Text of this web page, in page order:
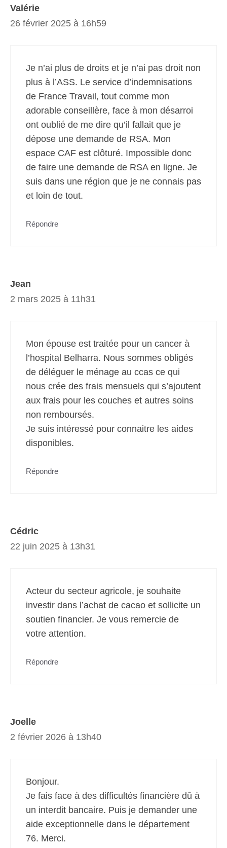
Valérie
26 février 2025 à 16h59
Je n’ai plus de droits et je n’ai pas droit non
plus à l’ASS. Le service d’indemnisations
de France Travail, tout comme mon
adorable conseillère, face à mon désarroi
ont oublié de me dire qu’il fallait que je
dépose une demande de RSA. Mon
espace CAF est clôturé. Impossible donc
de faire une demande de RSA en ligne. Je
suis dans une région que je ne connais pas
et loin de tout.
Répondre
Jean
2 mars 2025 à 11h31
Mon épouse est traitée pour un cancer à
l’hospital Belharra. Nous sommes obligés
de déléguer le ménage au ccas ce qui
nous crée des frais mensuels qui s’ajoutent
aux frais pour les couches et autres soins
non remboursés.
Je suis intéressé pour connaitre les aides
disponibles.
Répondre
Cédric
22 juin 2025 à 13h31
Acteur du secteur agricole, je souhaite
investir dans l’achat de cacao et sollicite un
soutien financier. Je vous remercie de
votre attention.
Répondre
Joelle
2 février 2026 à 13h40
Bonjour.
Je fais face à des difficultés financière dû à
un interdit bancaire. Puis je demander une
aide exceptionnelle dans le département
76. Merci.